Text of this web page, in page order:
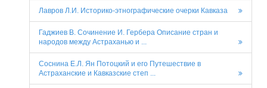
Лавров Л.И. Историко-этнографические очерки Кавказа
Гаджиев В. Сочинение И. Гербера Описание стран и
народов между Астраханью и ...
Соснина Е.Л. Ян Потоцкий и его Путешествие в
Астраханские и Кавказские степ ...